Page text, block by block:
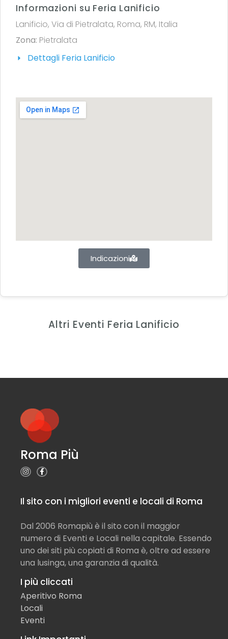
Informazioni su Feria Lanificio
Lanificio, Via di Pietralata, Roma, RM, Italia
Zona: Pietralata
Dettagli Feria Lanificio
Indicazioni
Altri Eventi Feria Lanificio
Roma Più
Il sito con i migliori eventi e locali di Roma
Dal 2006 Romapiù è il sito con il maggior
numero di Eventi e Locali nella capitale. Essendo
uno dei siti più copiati di Roma è, oltre ad essere
una lusinga, una garanzia di qualità.
I più cliccati
Aperitivo Roma
Locali
Eventi